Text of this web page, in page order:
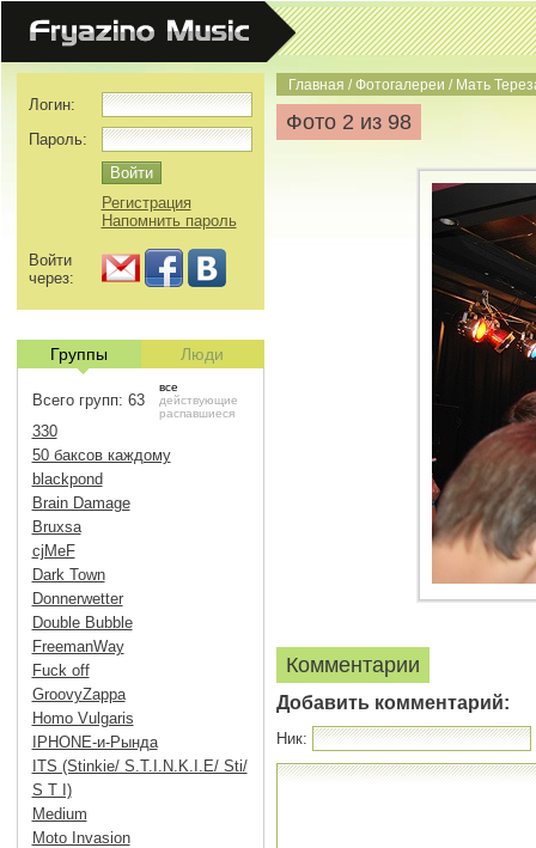
Главная /Фотогалереи / Мать
Фото 2 из 98
Комментарии
Добавить комментарий:
Ник:
Логин:
Пароль:
Регистрация
Напомнить пароль
Войти
через:
Группы Люди
Всего групп: 63
все
действующие
распавшиеся
330
50 баксов каждому
blackpond
Brain Damage
Bruxsa
cjMeF
Dark Town
Donnerwetter
Double Bubble
FreemanWay
Fuck off
GroovyZappa
Homo Vulgaris
IPHONE-и-Рында
ITS (Stinkie/ S.T.I.N.K.I.E/ Sti/
S T I)
Medium
Moto Invasion